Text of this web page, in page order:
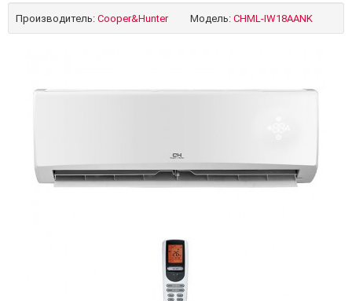
Производитель: Cooper&Hunter Модель: CHML-IW18AANK